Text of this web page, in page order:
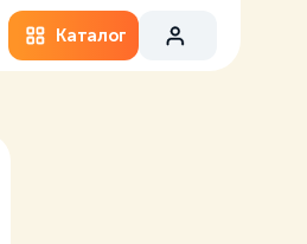
Каталог